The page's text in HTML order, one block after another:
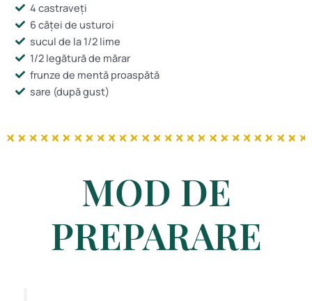
4 castraveți
6 căței de usturoi
sucul de la 1/2 lime
1/2 legătură de mărar
frunze de mentă proaspătă
sare (după gust)
MOD DE
PREPARARE